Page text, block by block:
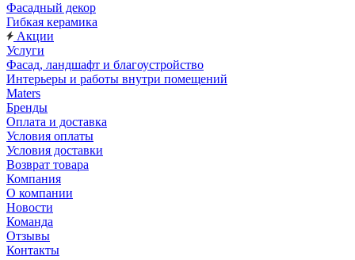
Фасадный декор
Гибкая керамика
Акции
Услуги
Фасад, ландшафт и благоустройство
Интерьеры и работы внутри помещений
Maters
Бренды
Оплата и доставка
Условия оплаты
Условия доставки
Возврат товара
Компания
О компании
Новости
Команда
Отзывы
Контакты